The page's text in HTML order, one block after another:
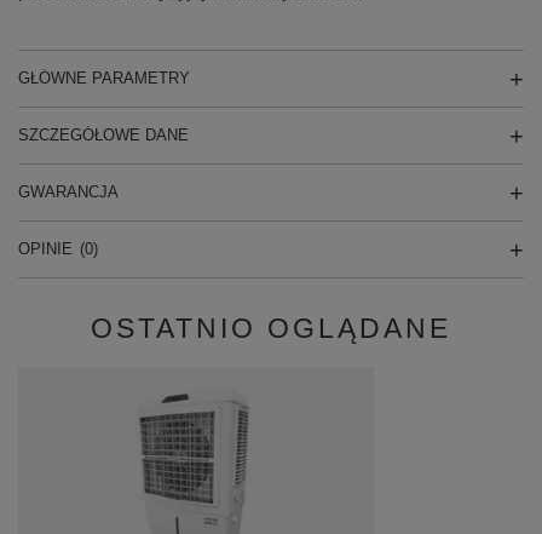
GŁÓWNE PARAMETRY
SZCZEGÓŁOWE DANE
GWARANCJA
OPINIE (0)
OSTATNIO OGLĄDANE